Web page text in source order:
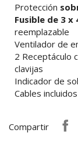
Protección
Fusible de 3 x
reemplazable
Ventilador de
2 Receptáculo
clavijas
Indicador de
Cables incluidos
Compartir